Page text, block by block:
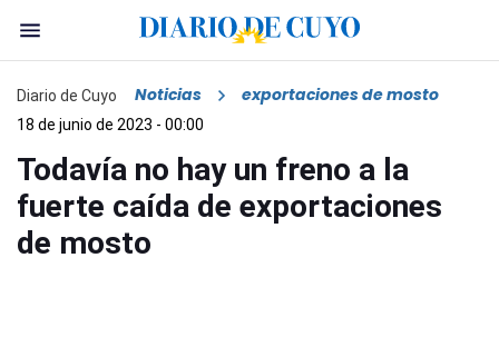
Diario de Cuyo Noticias exportaciones de mosto
18 de junio de 2023 - 00:00
Todavía no hay un freno a la
fuerte caída de exportaciones
de mosto